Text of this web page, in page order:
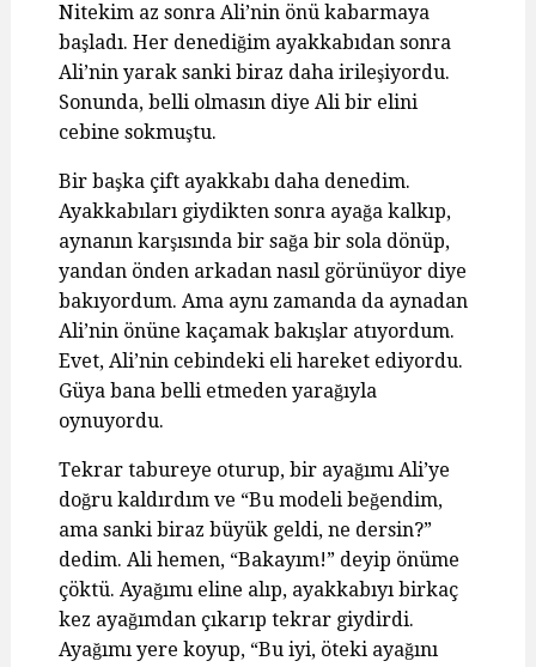
Nitekim az sonra Ali’nin önü kabarmaya
başladı. Her denediğim ayakkabıdan sonra
Ali’nin yarak sanki biraz daha irileşiyordu.
Sonunda, belli olmasın diye Ali bir elini
cebine sokmuştu.
Bir başka çift ayakkabı daha denedim.
Ayakkabıları giydikten sonra ayağa kalkıp,
aynanın karşısında bir sağa bir sola dönüp,
yandan önden arkadan nasıl görünüyor diye
bakıyordum. Ama aynı zamanda da aynadan
Ali’nin önüne kaçamak bakışlar atıyordum.
Evet, Ali’nin cebindeki eli hareket ediyordu.
Güya bana belli etmeden yarağıyla
oynuyordu.
Tekrar tabureye oturup, bir ayağımı Ali’ye
doğru kaldırdım ve “Bu modeli beğendim,
ama sanki biraz büyük geldi, ne dersin?”
dedim. Ali hemen, “Bakayım!” deyip önüme
çöktü. Ayağımı eline alıp, ayakkabıyı birkaç
kez ayağımdan çıkarıp tekrar giydirdi.
Ayağımı yere koyup, “Bu iyi, öteki ayağını